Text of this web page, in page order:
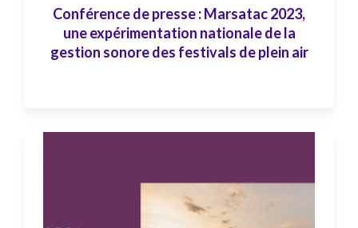
Conférence de presse : Marsatac 2023,
une expérimentation nationale de la
gestion sonore des festivals de plein air